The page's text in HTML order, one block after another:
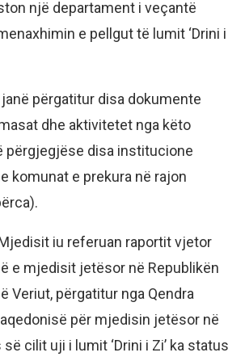
një departament i veçantë
e pellgut të lumit ‘Drini i
përgatitur disa dokumente
dhe aktivitetet nga këto
përgjegjëse disa institucione
komunat e prekura në rajon
iu referuan raportit vjetor
e mjedisit jetësor në Republikën
Veriut, përgatitur nga Qendra
për mjedisin jetësor në
cilit uji i lumit ‘Drini i Zi’ ka status